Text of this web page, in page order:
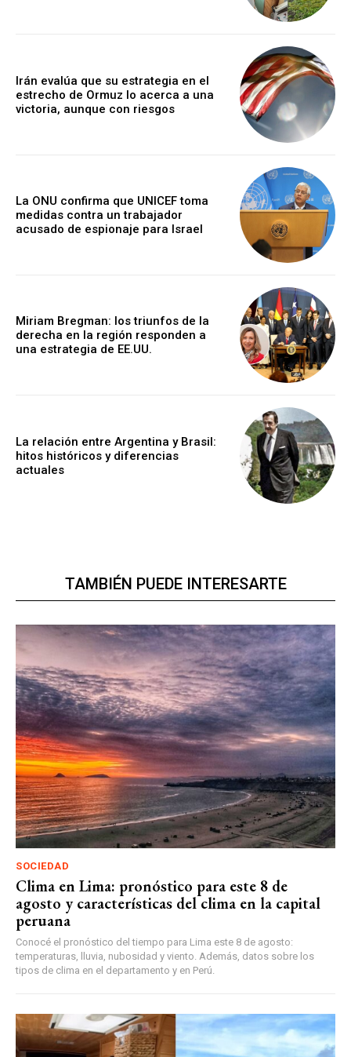
Irán evalúa que su estrategia en el
estrecho de Ormuz lo acerca a una
victoria, aunque con riesgos
La ONU confirma que UNICEF toma
medidas contra un trabajador
acusado de espionaje para Israel
Miriam Bregman: los triunfos de la
derecha en la región responden a
una estrategia de EE.UU.
La relación entre Argentina y Brasil:
hitos históricos y diferencias
actuales
TAMBIÉN PUEDE INTERESARTE
SOCIEDAD
Clima en Lima: pronóstico para este 8 de
agosto y características del clima en la capital
peruana
Conocé el pronóstico del tiempo para Lima este 8 de agosto:
temperaturas, lluvia, nubosidad y viento. Además, datos sobre los
tipos de clima en el departamento y en Perú.